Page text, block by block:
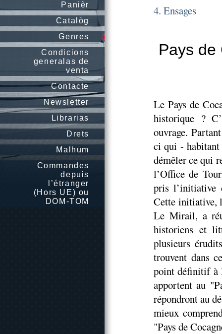
Panièr
Catalòg
Genres
Condicions
generalas de
venta
Contacte
Newsletter
Librarias
Drets
Malhum
Commandes
depuis
l’étranger
(Hors UE) ou
DOM-TOM
4. Ensages
Pays de
Le Pays de
historique ?
ouvrage.
ci qui - habitant
démêler ce qui
l’Office de
pris l’initiative
Cette initiative,
Le Mirail, a
historiens et
plusieurs
trouvent dans
point définitif à
apportent au
répondront au
mieux
"Pays de